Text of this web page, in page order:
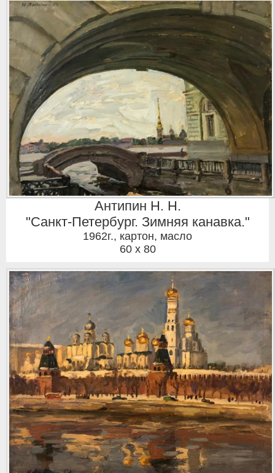
Антипин Н. Н.
"Санкт-Петербург. Зимняя канавка."
1962г., картон, масло
60 x 80